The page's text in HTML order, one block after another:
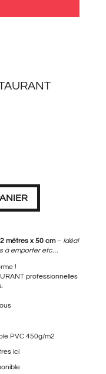
:
2 mètres x 50 cm– Idéal
à emporter etc…
!
professionnelles
PVC 450g/m2
ici